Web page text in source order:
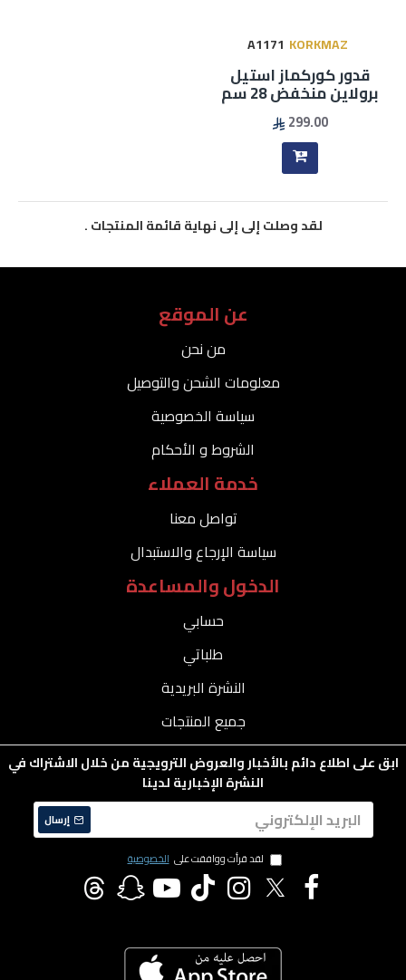
KORKMAZ
A1171
قدور كوركماز استيل
برولاين منخفض 28 سم
299.00
لقد وصلت إلى إلى نهاية قائمة المنتجات .
عن الموقع
من نحن
معلومات الشحن والتوصيل
سياسة الخصوصية
الشروط و الأحكام
خدمة العملاء
تواصل معنا
سياسة الإرجاع والاستبدال
الدخول والمساعدة
حسابي
طلباتي
النشرة البريدية
جميع المنتجات
ابق على اطلاع دائم بالأخبار والعروض الترويجية من خلال الاشتراك في
النشرة الإخبارية لدينا
إرسال
لقد قرأت ووافقت على الخصوصية